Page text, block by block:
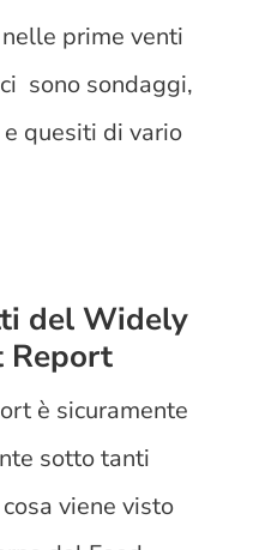
prime venti
sono sondaggi,
quesiti di vario
del Widely
Report
è sicuramente
sotto tanti
viene visto